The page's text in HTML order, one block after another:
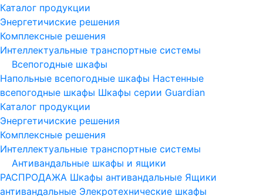
Каталог продукции
Энергетичиские решения
Комплексные решения
Интеллектуальные транспортные системы
Всепогодные шкафы
Напольные всепогодные шкафы Настенные
всепогодные шкафы Шкафы серии Guardian
Каталог продукции
Энергетичиские решения
Комплексные решения
Интеллектуальные транспортные системы
Антивандальные шкафы и ящики
РАСПРОДАЖА Шкафы антивандальные Ящики
антивандальные Элекротехнические шкафы